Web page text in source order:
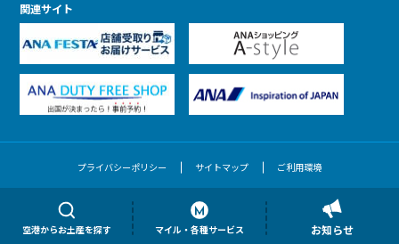
関連サイト
プライバシーポリシー サイトマップ ご利用環境
Copyright © ANA FESTA
空港からお土産を探す マイル・各種サービス お知らせ